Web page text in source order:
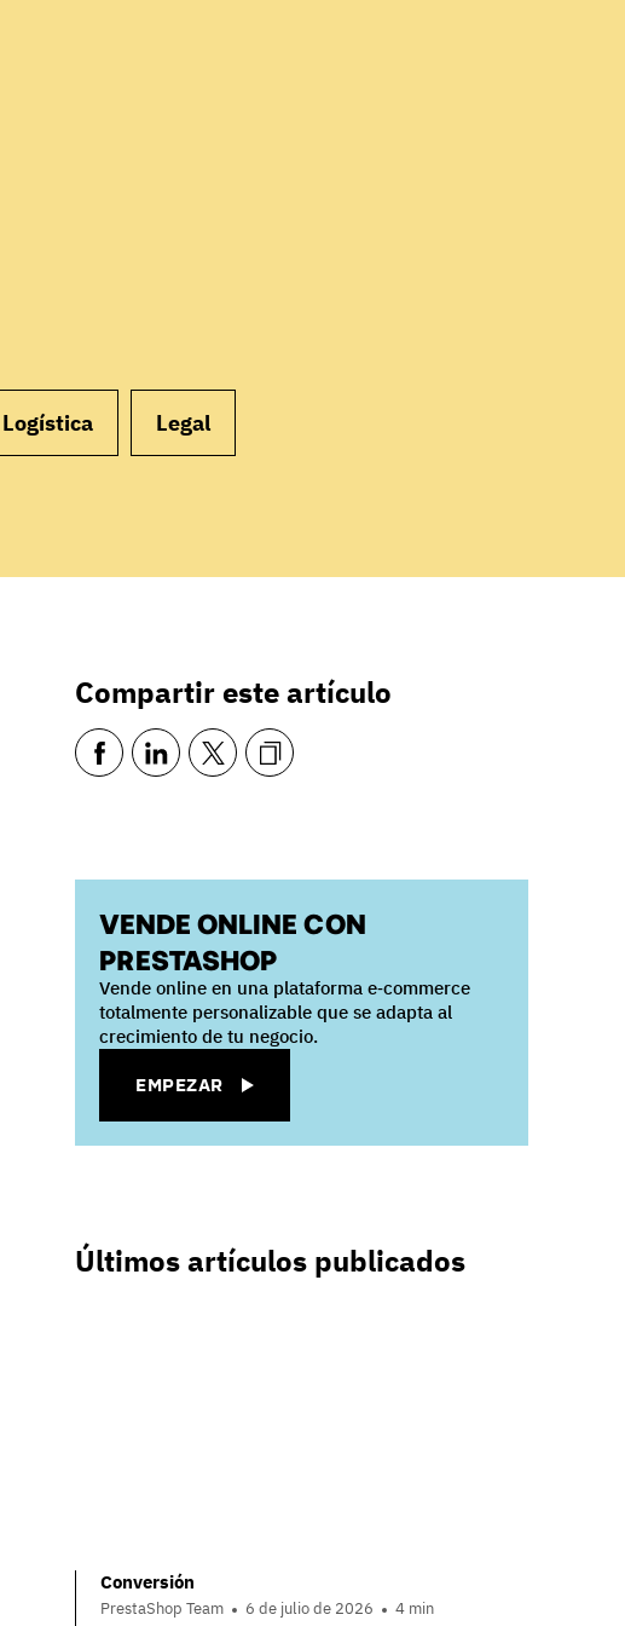
Logística Legal
Compartir este artículo
VENDE ONLINE CON
PRESTASHOP
Vende online en una plataforma e‑commerce
totalmente personalizable que se adapta al
crecimiento de tu negocio.
EMPEZAR
Últimos artículos publicados
Conversión
PrestaShop Team 6 de julio de 2026 4 min